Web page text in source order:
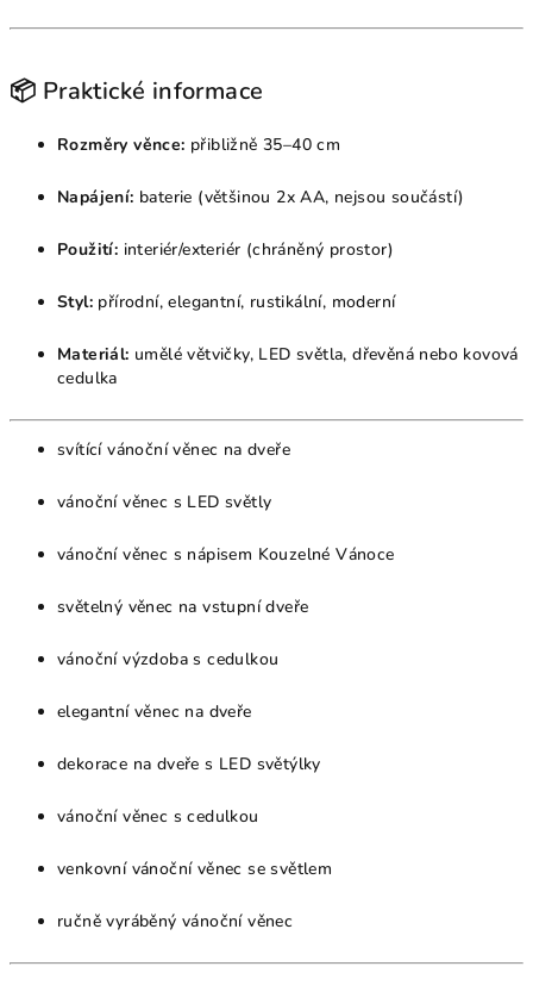
📦 Praktické informace
Rozměry věnce: přibližně 35–40 cm
Napájení: baterie (většinou 2x AA, nejsou součástí)
Použití: interiér/exteriér (chráněný prostor)
Styl: přírodní, elegantní, rustikální, moderní
Materiál: umělé větvičky, LED světla, dřevěná nebo kovová
cedulka
svítící vánoční věnec na dveře
vánoční věnec s LED světly
vánoční věnec s nápisem Kouzelné Vánoce
světelný věnec na vstupní dveře
vánoční výzdoba s cedulkou
elegantní věnec na dveře
dekorace na dveře s LED světýlky
vánoční věnec s cedulkou
venkovní vánoční věnec se světlem
ručně vyráběný vánoční věnec